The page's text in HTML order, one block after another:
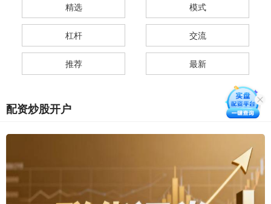
精选 模式
杠杆 交流
推荐 最新
配资炒股开户